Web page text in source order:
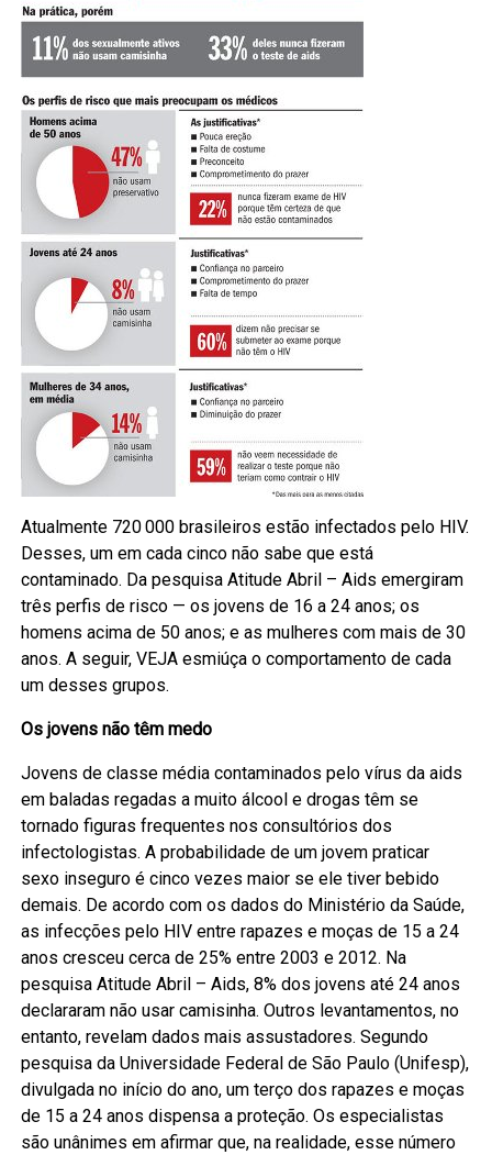
Atualmente 720 000 brasileiros estão infectados pelo HIV.
Desses, um em cada cinco não sabe que está
contaminado. Da pesquisa Atitude Abril – Aids emergiram
três perfis de risco — os jovens de 16 a 24 anos; os
homens acima de 50 anos; e as mulheres com mais de 30
anos. A seguir, VEJA esmiúça o comportamento de cada
um desses grupos.
Os jovens não têm medo
Jovens de classe média contaminados pelo vírus da aids
em baladas regadas a muito álcool e drogas têm se
tornado figuras frequentes nos consultórios dos
infectologistas. A probabilidade de um jovem praticar
sexo inseguro é cinco vezes maior se ele tiver bebido
demais. De acordo com os dados do Ministério da Saúde,
as infecções pelo HIV entre rapazes e moças de 15 a 24
anos cresceu cerca de 25% entre 2003 e 2012. Na
pesquisa Atitude Abril – Aids, 8% dos jovens até 24 anos
declararam não usar camisinha. Outros levantamentos, no
entanto, revelam dados mais assustadores. Segundo
pesquisa da Universidade Federal de São Paulo (Unifesp),
divulgada no início do ano, um terço dos rapazes e moças
de 15 a 24 anos dispensa a proteção. Os especialistas
são unânimes em afirmar que, na realidade, esse número